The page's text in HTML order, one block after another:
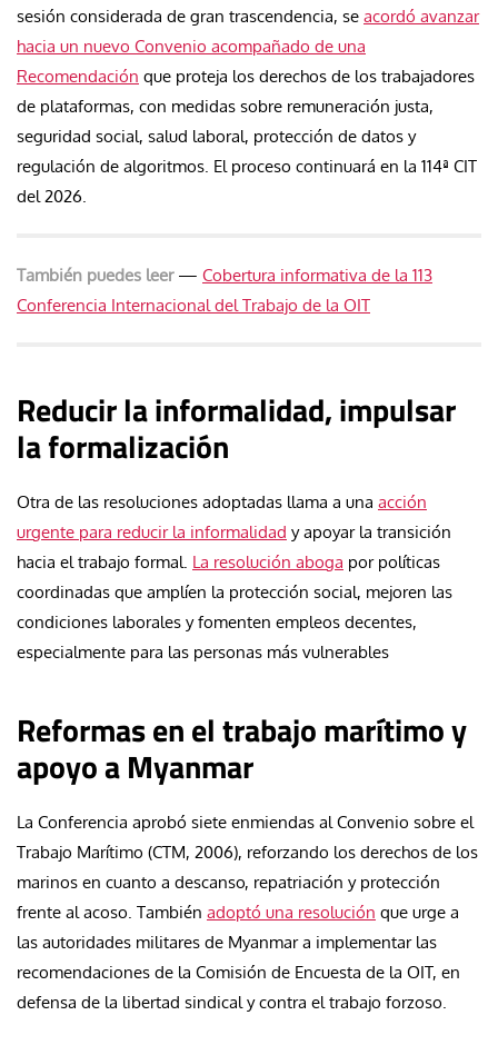
sesión considerada de gran trascendencia, se acordó avanzar
hacia un nuevo Convenio acompañado de una
Recomendación que proteja los derechos de los trabajadores
de plataformas, con medidas sobre remuneración justa,
seguridad social, salud laboral, protección de datos y
regulación de algoritmos. El proceso continuará en la 114ª CIT
del 2026.
También puedes leer— Cobertura informativa de la 113
Conferencia Internacional del Trabajo de la OIT
Reducir la informalidad, impulsar
la formalización
Otra de las resoluciones adoptadas llama a una acción
urgente para reducir la informalidad y apoyar la transición
hacia el trabajo formal. La resolución aboga por políticas
coordinadas que amplíen la protección social, mejoren las
condiciones laborales y fomenten empleos decentes,
especialmente para las personas más vulnerables
Reformas en el trabajo marítimo y
apoyo a Myanmar
La Conferencia aprobó siete enmiendas al Convenio sobre el
Trabajo Marítimo (CTM, 2006), reforzando los derechos de los
marinos en cuanto a descanso, repatriación y protección
frente al acoso. También adoptó una resolución que urge a
las autoridades militares de Myanmar a implementar las
recomendaciones de la Comisión de Encuesta de la OIT, en
defensa de la libertad sindical y contra el trabajo forzoso.